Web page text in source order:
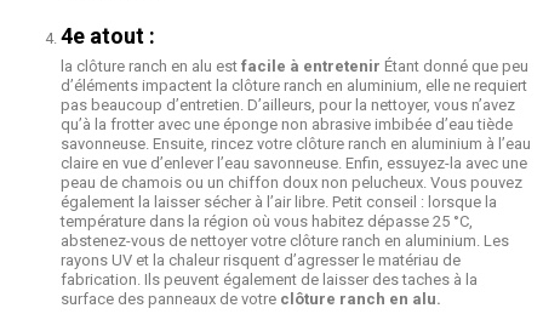
4e atout :
la clôture ranch en alu est facile à entretenir Étant donné que peu
d’éléments impactent la clôture ranch en aluminium, elle ne requiert
pas beaucoup d’entretien. D’ailleurs, pour la nettoyer, vous n’avez
qu’à la frotter avec une éponge non abrasive imbibée d’eau tiède
savonneuse. Ensuite, rincez votre clôture ranch en aluminium à l’eau
claire en vue d’enlever l’eau savonneuse. Enfin, essuyez-la avec une
peau de chamois ou un chiffon doux non pelucheux. Vous pouvez
également la laisser sécher à l’air libre. Petit conseil : lorsque la
température dans la région où vous habitez dépasse 25 °C,
abstenez-vous de nettoyer votre clôture ranch en aluminium. Les
rayons UV et la chaleur risquent d’agresser le matériau de
fabrication. Ils peuvent également de laisser des taches à la
surface des panneaux de votre clôture ranch en alu.